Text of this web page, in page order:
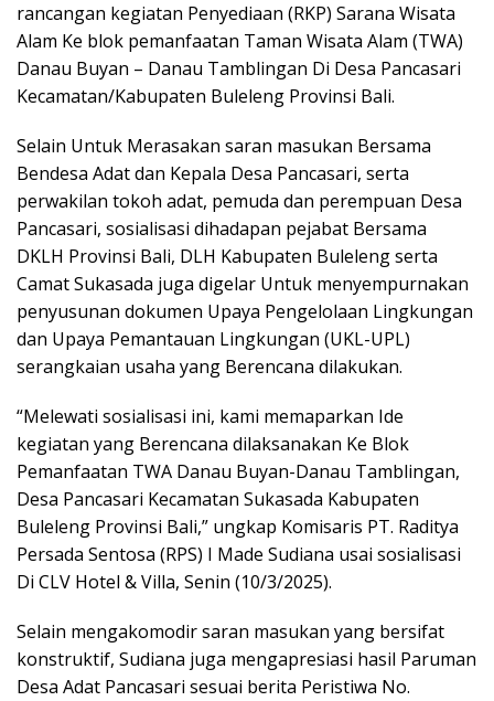
rancangan kegiatan Penyediaan (RKP) Sarana Wisata
Alam Ke blok pemanfaatan Taman Wisata Alam (TWA)
Danau Buyan – Danau Tamblingan Di Desa Pancasari
Kecamatan/Kabupaten Buleleng Provinsi Bali.
Selain Untuk Merasakan saran masukan Bersama
Bendesa Adat dan Kepala Desa Pancasari, serta
perwakilan tokoh adat, pemuda dan perempuan Desa
Pancasari, sosialisasi dihadapan pejabat Bersama
DKLH Provinsi Bali, DLH Kabupaten Buleleng serta
Camat Sukasada juga digelar Untuk menyempurnakan
penyusunan dokumen Upaya Pengelolaan Lingkungan
dan Upaya Pemantauan Lingkungan (UKL-UPL)
serangkaian usaha yang Berencana dilakukan.
“Melewati sosialisasi ini, kami memaparkan Ide
kegiatan yang Berencana dilaksanakan Ke Blok
Pemanfaatan TWA Danau Buyan-Danau Tamblingan,
Desa Pancasari Kecamatan Sukasada Kabupaten
Buleleng Provinsi Bali,” ungkap Komisaris PT. Raditya
Persada Sentosa (RPS) I Made Sudiana usai sosialisasi
Di CLV Hotel & Villa, Senin (10/3/2025).
Selain mengakomodir saran masukan yang bersifat
konstruktif, Sudiana juga mengapresiasi hasil Paruman
Desa Adat Pancasari sesuai berita Peristiwa No.